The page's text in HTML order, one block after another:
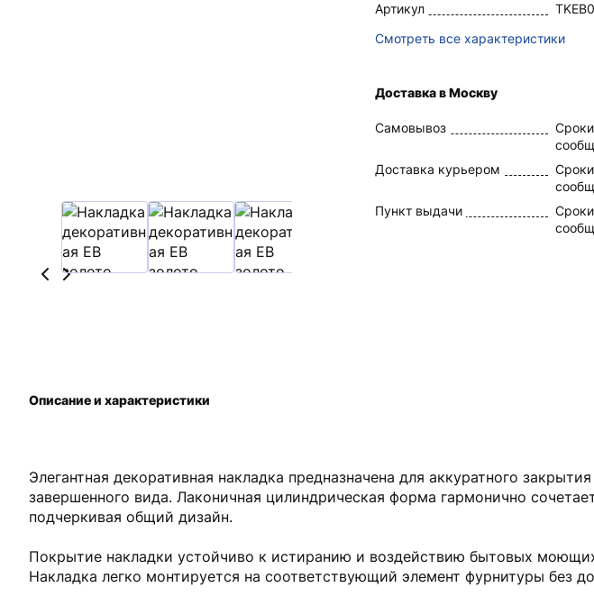
Артикул
Смотреть все характеристики
Доставка в Москву
Самовывоз
Доставка курьером
Пункт выдачи
Элегантная декоративная накладка предназначена для аккуратного
завершенного вида. Лаконичная цилиндрическая форма гармонично
подчеркивая общий дизайн.
Покрытие накладки устойчиво к истиранию и воздействию бытовых
Накладка легко монтируется на соответствующий элемент фурнитуры без
Описание и характеристики